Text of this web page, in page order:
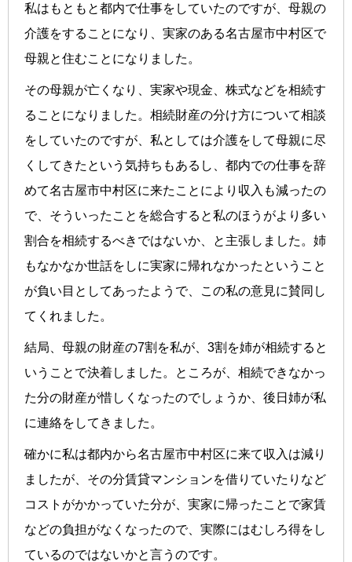
私はもともと都内で仕事をしていたのですが、母親の
介護をすることになり、実家のある名古屋市中村区で
母親と住むことになりました。
その母親が亡くなり、実家や現金、株式などを相続す
ることになりました。相続財産の分け方について相談
をしていたのですが、私としては介護をして母親に尽
くしてきたという気持ちもあるし、都内での仕事を辞
めて名古屋市中村区に来たことにより収入も減ったの
で、そういったことを総合すると私のほうがより多い
割合を相続するべきではないか、と主張しました。姉
もなかなか世話をしに実家に帰れなかったということ
が負い目としてあったようで、この私の意見に賛同し
てくれました。
結局、母親の財産の7割を私が、3割を姉が相続すると
いうことで決着しました。ところが、相続できなかっ
た分の財産が惜しくなったのでしょうか、後日姉が私
に連絡をしてきました。
確かに私は都内から名古屋市中村区に来て収入は減り
ましたが、その分賃貸マンションを借りていたりなど
コストがかかっていた分が、実家に帰ったことで家賃
などの負担がなくなったので、実際にはむしろ得をし
ているのではないかと言うのです。